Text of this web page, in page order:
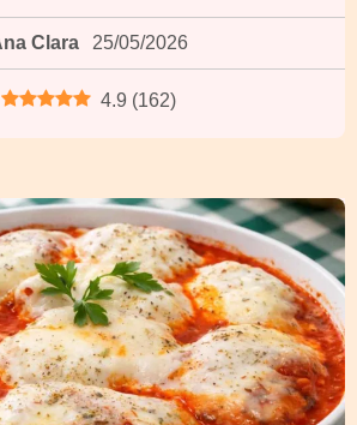
Clara 25/05/2026
4.9 (162)